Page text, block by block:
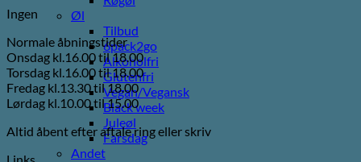
Øl
Tilbud
6pack2go
Alkoholfri
Glutenfri
Vegan/Vegansk
Black week
Juleøl
Farsdag
Andet
Ingen
Normale åbningstider
Onsdag kl.16.00 til 18.00
Torsdag kl.16.00 til 18.00
Fredag kl.13.30 til 18.00
Lørdag kl.10.00 til 15.00
Altid åbent efter aftale ring eller skriv